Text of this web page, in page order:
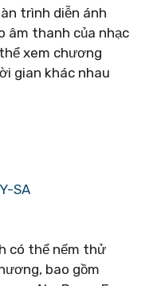
trình diễn ánh
âm thanh của nhạc
xem chương
gian khác nhau
SA
có thể nếm thử
bao gồm